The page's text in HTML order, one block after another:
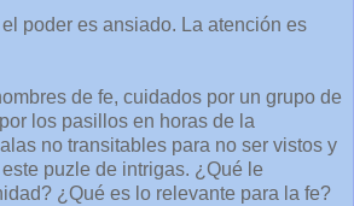
poder es ansiado. La atención es
de fe, cuidados por un grupo de
los pasillos en horas de la
no transitables para no ser vistos y
puzle de intrigas. ¿Qué le
¿Qué es lo relevante para la fe?